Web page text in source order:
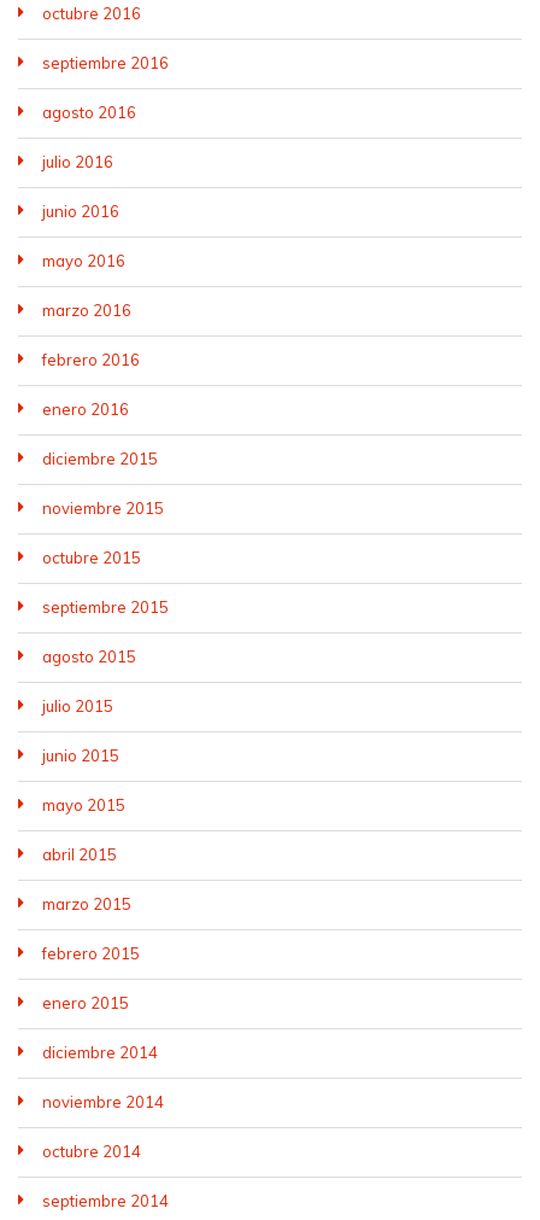
octubre 2016
septiembre 2016
agosto 2016
julio 2016
junio 2016
mayo 2016
marzo 2016
febrero 2016
enero 2016
diciembre 2015
noviembre 2015
octubre 2015
septiembre 2015
agosto 2015
julio 2015
junio 2015
mayo 2015
abril 2015
marzo 2015
febrero 2015
enero 2015
diciembre 2014
noviembre 2014
octubre 2014
septiembre 2014